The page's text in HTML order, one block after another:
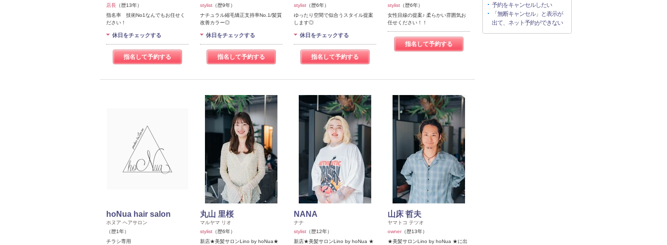
店長（歴13年）
指名率 技術No1なんでもお任せく
ださい！
休日をチェックする
指名して予約する
stylist（歴9年）
ナチュラル縮毛矯正支持率No.1/髪質
改善カラー◎
休日をチェックする
指名して予約する
stylist（歴6年）
ゆったり空間で似合うスタイル提案
します◎
休日をチェックする
指名して予約する
stylist（歴6年）
女性目線の提案♪ 柔らかい雰囲気お
任せください！！
指名して予約する
hoNua hair salon
ホヌア ヘアサロン
（歴1年）
チラシ専用
丸山 里桜
マルヤマ リオ
stylist（歴6年）
新店★美髪サロンLino by hoNua★
NANA
ナナ
stylist（歴12年）
新店★美髪サロンLino by hoNua ★
山床 哲夫
ヤマトコ テツオ
owner（歴13年）
★美髪サロンLino by hoNua ★に出
予約をキャンセルしたい
「無断キャンセル」と表示が
出て、ネット予約ができない